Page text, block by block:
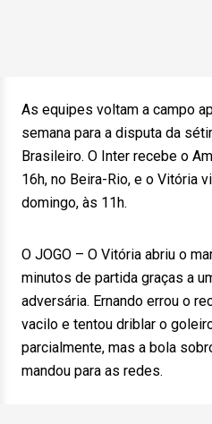
As equipes voltam a campo
semana para a disputa da
Brasileiro. O Inter recebe o
16h, no Beira-Rio, e o Vitória
domingo, às 11h.
O JOGO – O Vitória abriu o
minutos de partida graças a
adversária. Ernando errou o
vacilo e tentou driblar o
parcialmente, mas a bola
mandou para as redes.